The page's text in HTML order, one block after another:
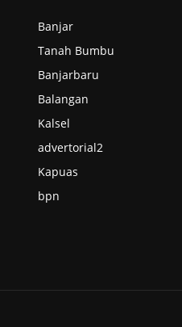
Banjar
Tanah Bumbu
Banjarbaru
Balangan
Kalsel
advertorial2
Kapuas
bpn